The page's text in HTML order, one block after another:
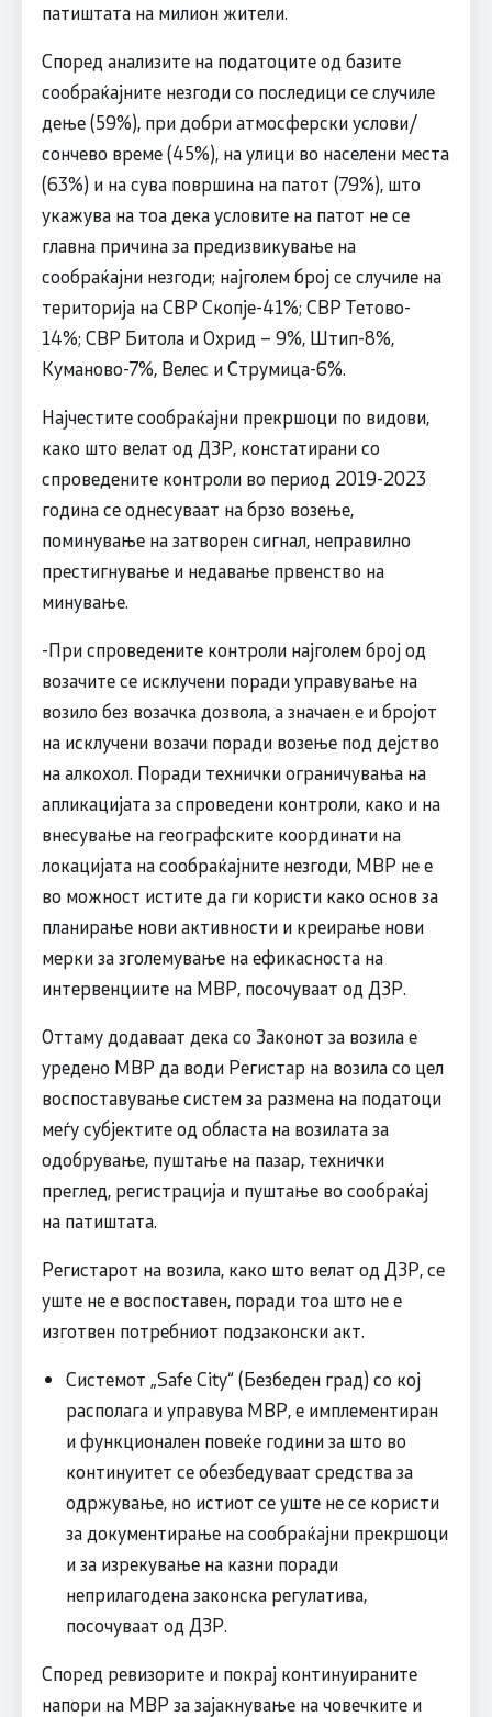
патиштата на милион жители.
Според анализите на податоците од базите
сообраќајните незгоди со последици се случиле
дење (59%), при добри атмосферски услови/
сончево време (45%), на улици во населени места
(63%) и на сува површина на патот (79%), што
укажува на тоа дека условите на патот не се
главна причина за предизвикување на
сообраќајни незгоди; најголем број се случиле на
територија на СВР Скопје-41%; СВР Тетово-
14%; СВР Битола и Охрид – 9%, Штип-8%,
Куманово-7%, Велес и Струмица-6%.
Најчестите сообраќајни прекршоци по видови,
како што велат од ДЗР, констатирани со
спроведените контроли во период 2019-2023
година се однесуваат на брзо возење,
поминување на затворен сигнал, неправилно
престигнување и недавање првенство на
минување.
-При спроведените контроли најголем број од
возачите се исклучени поради управување на
возило без возачка дозвола, а значаен е и бројот
на исклучени возачи поради возење под дејство
на алкохол. Поради технички ограничувања на
апликацијата за спроведени контроли, како и на
внесување на географските координати на
локацијата на сообраќајните незгоди, МВР не е
во можност истите да ги користи како основ за
планирање нови активности и креирање нови
мерки за зголемување на ефикасноста на
интервенциите на МВР, посочуваат од ДЗР.
Оттаму додаваат дека со Законот за возила е
уредено МВР да води Регистар на возила со цел
воспоставување систем за размена на податоци
меѓу субјектите од областа на возилата за
одобрување, пуштање на пазар, технички
преглед, регистрација и пуштање во сообраќај
на патиштата.
Регистарот на возила, како што велат од ДЗР, се
уште не е воспоставен, поради тоа што не е
изготвен потребниот подзаконски акт.
Системот „Safe City“ (Безбеден град) со кој
располага и управува МВР, е имплементиран
и функционален повеќе години за што во
континуитет се обезбедуваат средства за
одржување, но истиот се уште не се користи
за документирање на сообраќајни прекршоци
и за изрекување на казни поради
неприлагодена законска регулатива,
посочуваат од ДЗР.
Според ревизорите и покрај континуираните
напори на МВР за зајакнување на човечките и